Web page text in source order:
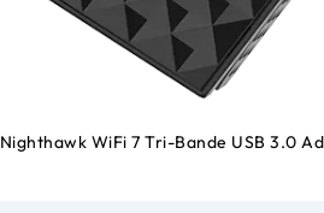
Nighthawk WiFi 7 Tri-Bande USB 3.0